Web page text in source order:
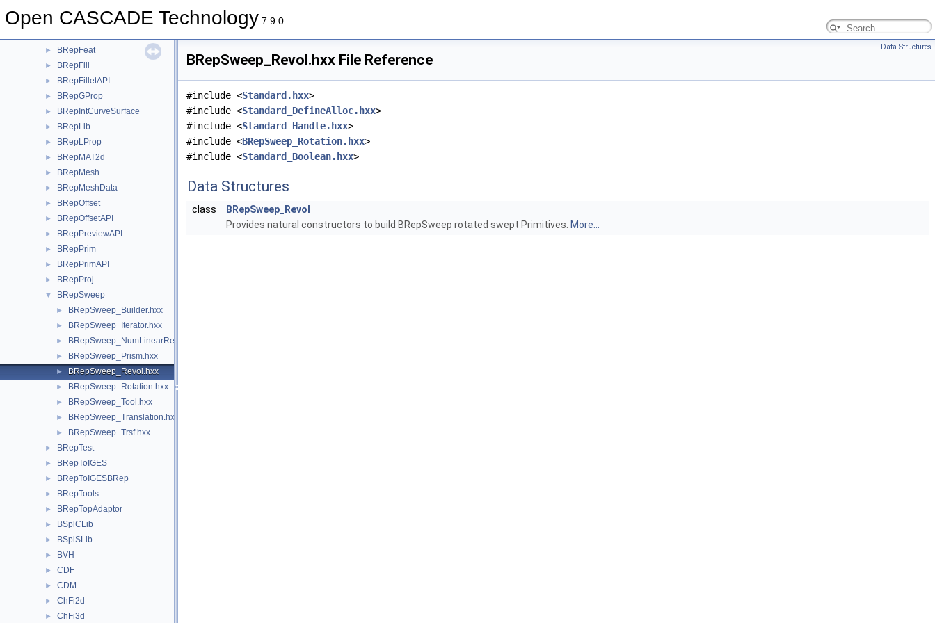
Open CASCADE Technology 7.9.0
► BRepClass3d
► BRepFeat
► BRepFill
► BRepFilletAPI
► BRepGProp
► BRepIntCurveSurface
► BRepLib
► BRepLProp
► BRepMAT2d
► BRepMesh
► BRepMeshData
► BRepOffset
► BRepOffsetAPI
► BRepPreviewAPI
► BRepPrim
► BRepPrimAPI
► BRepProj
▼ BRepSweep
► BRepSweep_Builder.hxx
► BRepSweep_Iterator.hxx
► BRepSweep_NumLinearRegularSweep.hxx
► BRepSweep_Prism.hxx
► BRepSweep_Revol.hxx
► BRepSweep_Rotation.hxx
► BRepSweep_Tool.hxx
► BRepSweep_Translation.hxx
► BRepSweep_Trsf.hxx
► BRepTest
► BRepToIGES
► BRepToIGESBRep
► BRepTools
► BRepTopAdaptor
► BSplCLib
► BSplSLib
► BVH
► CDF
► CDM
► ChFi2d
► ChFi3d
Data Structures
BRepSweep_Revol.hxx File Reference
#include <Standard.hxx>
#include <Standard_DefineAlloc.hxx>
#include <Standard_Handle.hxx>
#include <BRepSweep_Rotation.hxx>
#include <Standard_Boolean.hxx>
Data Structures
class
BRepSweep_Revol
Provides natural constructors to build BRepSweep rotated swept Primitives. More...